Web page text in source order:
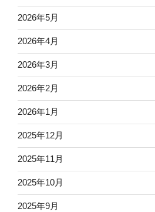
2026年5月
2026年4月
2026年3月
2026年2月
2026年1月
2025年12月
2025年11月
2025年10月
2025年9月